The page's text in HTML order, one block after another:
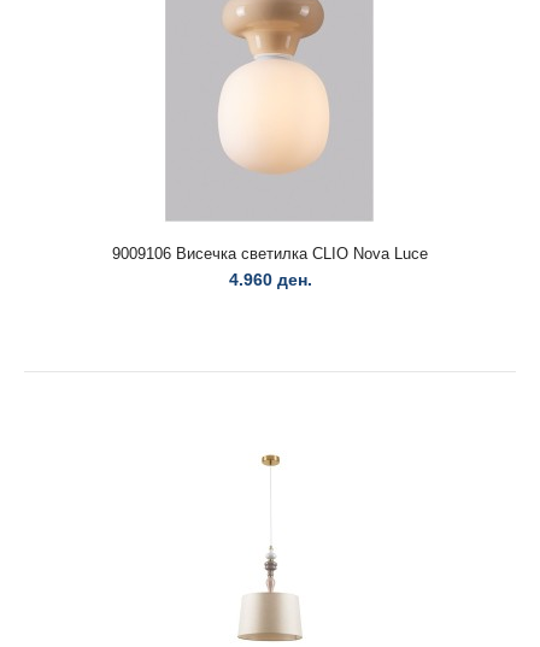
9009106 Висечка светилка CLIO Nova Luce
4.960 ден.
основа, жолта керамика и мелчно бело стакл..
9009106 Висечка светилка CLIO Nova Luce
4.960 ден.